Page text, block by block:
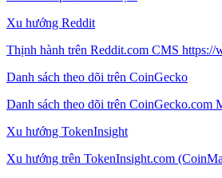
Xu hướng Reddit
Thịnh hành trên Reddit.com CMS
Danh sách theo dõi trên CoinGecko
Danh sách theo dõi trên CoinGecko.com
Xu hướng TokenInsight
Xu hướng trên TokenInsight.com